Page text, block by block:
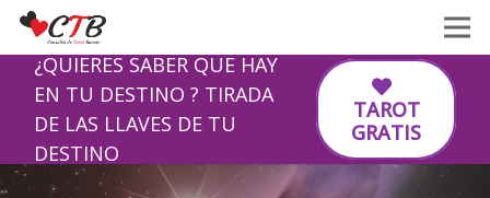
¿QUIERES SABER QUE HAY
EN TU DESTINO ? TIRADA
DE LAS LLAVES DE TU
DESTINO
TAROT
GRATIS